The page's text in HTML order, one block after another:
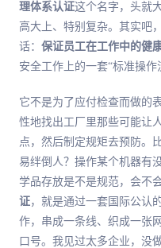
理体系认证这个名字，头就
高大上、特别复杂。其实吧
话： 保证员工在工作中的健
安全工作上的一套“标准操作
它不是为了应付检查而做的
性地找出工厂里那些可能让
点，然后制定规矩去预防。
易绊倒人？操作某个机器有
学品存放是不是规范，会不
证，就是通过一套国际公认
作，串成一条线、织成一张
口号。我见过太多企业，没